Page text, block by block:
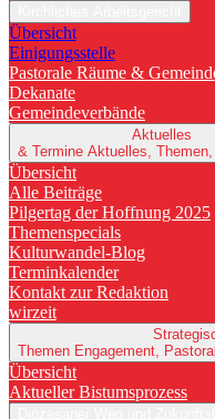
Übersicht
Einigungsstelle
Pastorale Räume &
Dekanate
Gemeindeverbände
Aktuelles
& Termine Aktuelles,
Übersicht
Alle Beiträge
Pilgertag der Hoffnung 2025
Themenspecials
Kulturwandel-Blog
Terminkalender
Kontakt zur Redaktion
wirzeit
Themen Engagement,
Übersicht
Aktueller Bistumsprozess